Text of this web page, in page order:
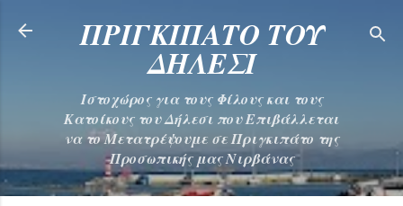
Μετάβαση στο κύριο
ΠΡΙΓΚΙΠΑΤΟ ΤΟΥ
ΔΗΛΕΣΙ
Ιστοχώρος για τους Φίλους και τους
Κατοίκους του Δήλεσι που Επιβάλλεται
να το Μετατρέψουμε σε Πριγκιπάτο της
Προσωπικής μας Νιρβάνας